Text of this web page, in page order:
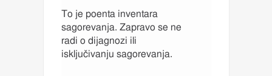
To je poenta inventara
sagorevanja. Zapravo se ne
radi o dijagnozi ili
isključivanju sagorevanja.